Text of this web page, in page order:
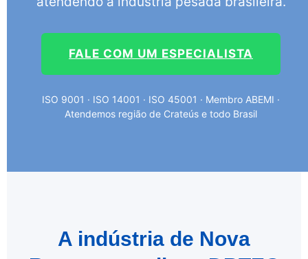
FALE COM UM ESPECIALISTA
ISO 9001 · ISO 14001 · ISO 45001 · Membro ABEMI ·
Atendemos região de Crateús e todo Brasil
A indústria de Nova